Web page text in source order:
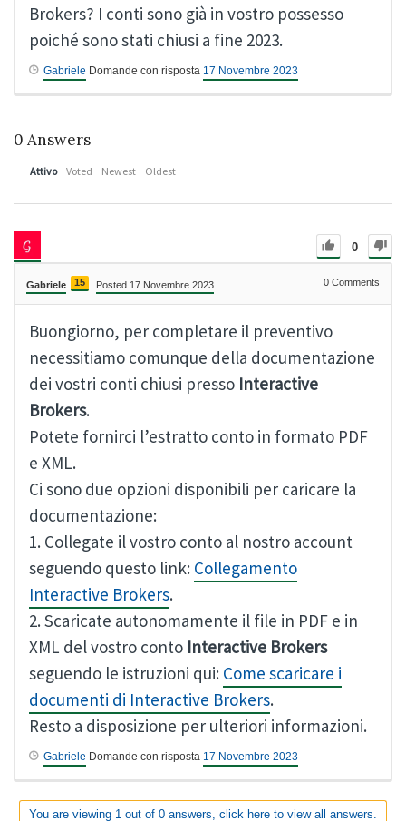
Brokers? I conti sono già in vostro possesso
poiché sono stati chiusi a fine 2023.
Gabriele Domande con risposta 17 Novembre 2023
0 Answers
Attivo Voted Newest Oldest
0
Gabriele 15 Posted 17 Novembre 2023 0 Comments
Buongiorno, per completare il preventivo
necessitiamo comunque della documentazione
dei vostri conti chiusi presso Interactive
Brokers.
Potete fornirci l’estratto conto in formato PDF
e XML.
Ci sono due opzioni disponibili per caricare la
documentazione:
1. Collegate il vostro conto al nostro account
seguendo questo link: Collegamento
Interactive Brokers.
2. Scaricate autonomamente il file in PDF e in
XML del vostro conto Interactive Brokers
seguendo le istruzioni qui: Come scaricare i
documenti di Interactive Brokers.
Resto a disposizione per ulteriori informazioni.
Gabriele Domande con risposta 17 Novembre 2023
You are viewing 1 out of 0 answers, click here to view all answers.